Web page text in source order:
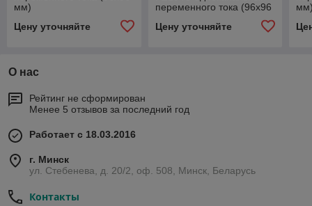
мм)
Цену уточняйте
переменного тока (96х96
Цену уточняйте
О нас
Рейтинг не сформирован
Менее 5 отзывов за последний год
Работает с 18.03.2016
г. Минск
ул. Стебенева, д. 20/2, оф. 508, Минск, Беларусь
Контакты